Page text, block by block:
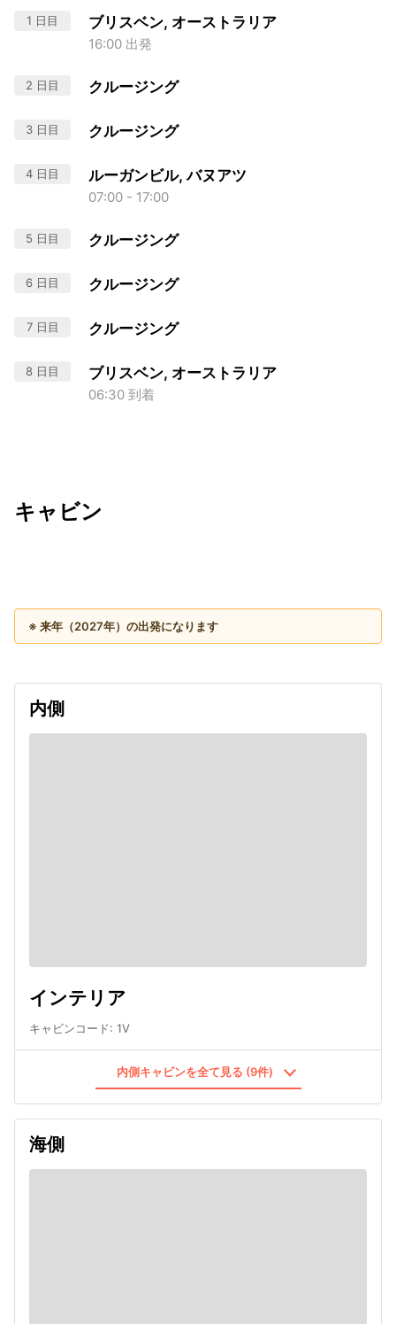
1 日目 ブリスベン, オーストラリア
16:00 出発
2 日目 クルージング
3 日目 クルージング
4 日目 ルーガンビル, バヌアツ
07:00 - 17:00
5 日目 クルージング
6 日目 クルージング
7 日目 クルージング
8 日目 ブリスベン, オーストラリア
06:30 到着
キャビン
※ 来年（2027年）の出発になります
内側
インテリア
キャビンコード: 1V
内側キャビンを全て見る (9件)
海側